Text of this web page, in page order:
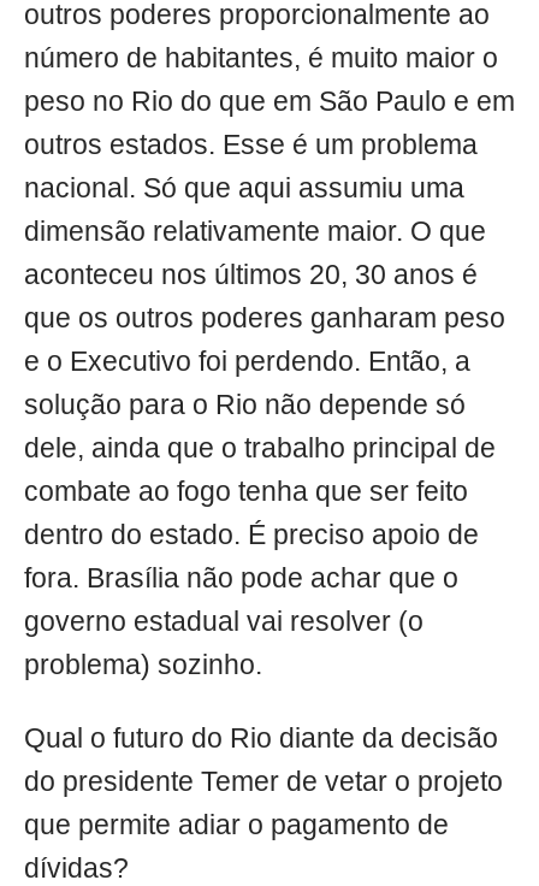
outros poderes proporcionalmente ao
número de habitantes, é muito maior o
peso no Rio do que em São Paulo e em
outros estados. Esse é um problema
nacional. Só que aqui assumiu uma
dimensão relativamente maior. O que
aconteceu nos últimos 20, 30 anos é
que os outros poderes ganharam peso
e o Executivo foi perdendo. Então, a
solução para o Rio não depende só
dele, ainda que o trabalho principal de
combate ao fogo tenha que ser feito
dentro do estado. É preciso apoio de
fora. Brasília não pode achar que o
governo estadual vai resolver (o
problema) sozinho.
Qual o futuro do Rio diante da decisão
do presidente Temer de vetar o projeto
que permite adiar o pagamento de
dívidas?